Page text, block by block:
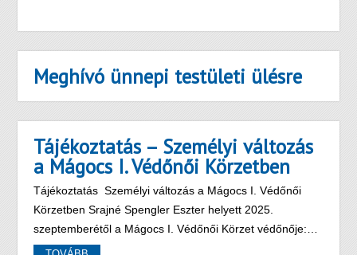
Meghívó ünnepi testületi ülésre
Tájékoztatás – Személyi változás
a Mágocs I. Védőnői Körzetben
Tájékoztatás Személyi változás a Mágocs I. Védőnői
Körzetben Srajné Spengler Eszter helyett 2025.
szeptemberétől a Mágocs I. Védőnői Körzet védőnője:…